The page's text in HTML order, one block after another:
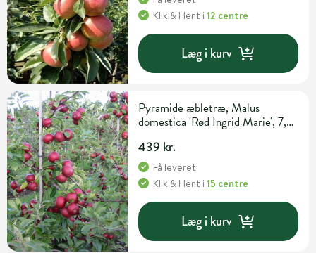
Klik & Hent i12 centre
Læg i kurv
Pyramide æbletræ, Malus
domestica 'Rød Ingrid Marie', 7,5
439 kr.
Få leveret
Klik & Hent i15 centre
Læg i kurv